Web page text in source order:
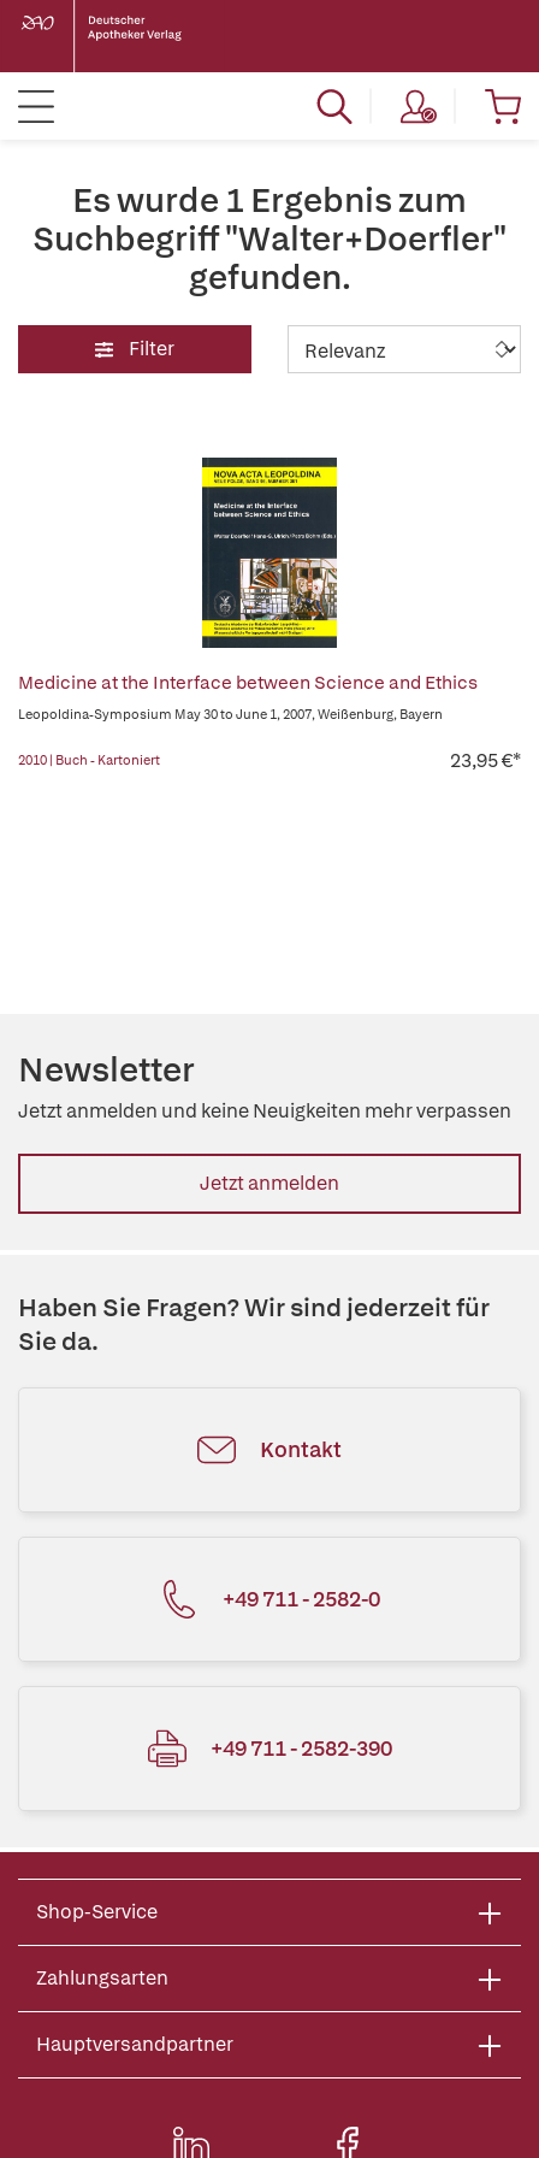
Es wurde 1 Ergebnis zum
Suchbegriff "Walter+Doerfler"
gefunden.
Filter
Medicine at the Interface between Science and Ethics
Leopoldina-Symposium May 30 to June 1, 2007, Weißenburg, Bayern
2010 | Buch - Kartoniert 23,95 €*
Newsletter
Jetzt anmelden und keine Neuigkeiten mehr verpassen
Jetzt anmelden
Haben Sie Fragen? Wir sind jederzeit für
Sie da.
Kontakt
+49 711 - 2582-0
+49 711 - 2582-390
Shop-Service
Zahlungsarten
Hauptversandpartner